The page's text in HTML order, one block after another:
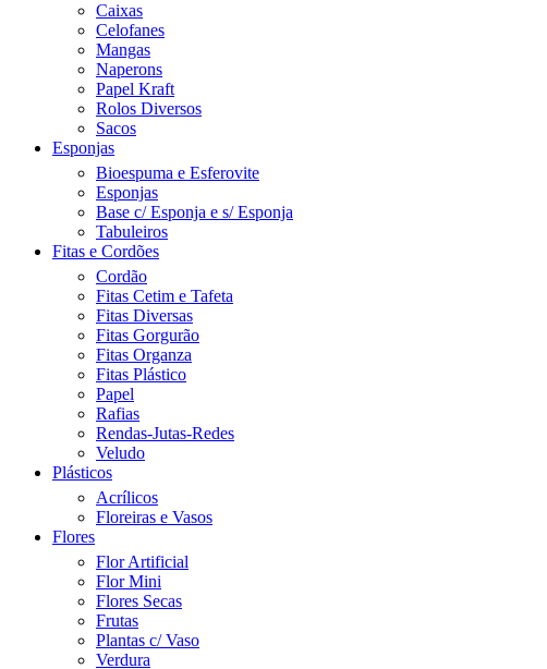
Caixas
Celofanes
Mangas
Naperons
Papel Kraft
Rolos Diversos
Sacos
Esponjas
Bioespuma e Esferovite
Esponjas
Base c/ Esponja e s/ Esponja
Tabuleiros
Fitas e Cordões
Cordão
Fitas Cetim e Tafeta
Fitas Diversas
Fitas Gorgurão
Fitas Organza
Fitas Plástico
Papel
Rafias
Rendas-Jutas-Redes
Veludo
Plásticos
Acrílicos
Floreiras e Vasos
Flores
Flor Artificial
Flor Mini
Flores Secas
Frutas
Plantas c/ Vaso
Verdura